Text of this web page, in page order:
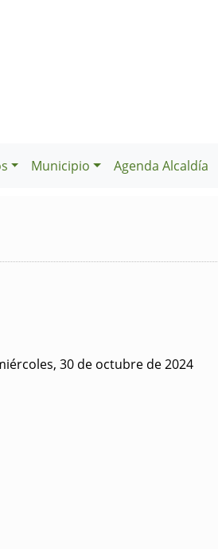
Municipio Agenda Alcaldía
30 de octubre de 2024